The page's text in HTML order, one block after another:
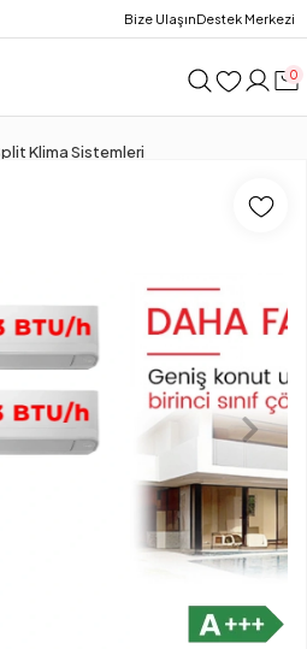
Bize UlaşınDestek Merkezi
0
Klima Sistemleri